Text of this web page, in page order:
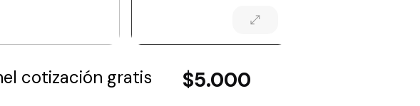
cotización gratis $5.000